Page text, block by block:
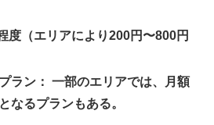
度（エリアにより200円〜800円
ラン： 一部のエリアでは、月額
なるプランもある。